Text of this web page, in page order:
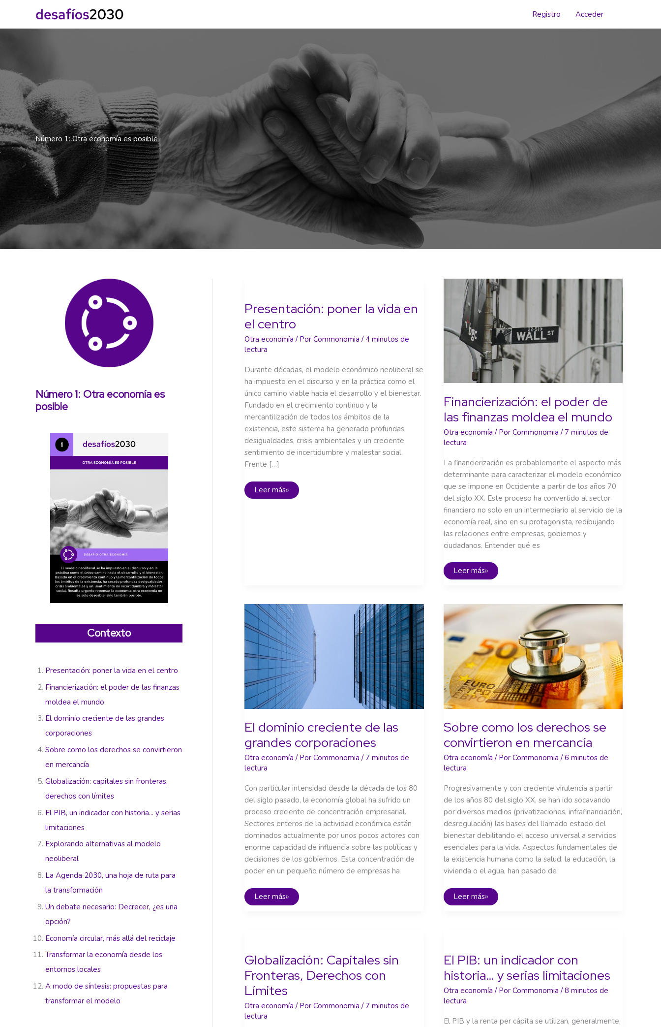
contenido
Registro Acceder
Número 1: Otra economía es posible
Número 1: Otra economía es
posible
Contexto
Presentación: poner la vida en el centro
Financierización: el poder de las finanzas
moldea el mundo
El dominio creciente de las grandes
corporaciones
Sobre como los derechos se convirtieron
en mercancía
Globalización: capitales sin fronteras,
derechos con límites
El PIB, un indicador con historia... y serias
limitaciones
Explorando alternativas al modelo
neoliberal
La Agenda 2030, una hoja de ruta para
la transformación
Un debate necesario: Decrecer, ¿es una
opción?
Economía circular, más allá del reciclaje
Transformar la economía desde los
entornos locales
A modo de síntesis: propuestas para
transformar el modelo
Presentación: poner la vida en
el centro
Otra economía / Por Commonomia/ 4 minutos de
lectura
Durante décadas, el modelo económico neoliberal se
ha impuesto en el discurso y en la práctica como el
único camino viable hacia el desarrollo y el bienestar.
Fundado en el crecimiento continuo y la
mercantilización de todos los ámbitos de la
existencia, este sistema ha generado profundas
desigualdades, crisis ambientales y un creciente
sentimiento de incertidumbre y malestar social.
Frente […]
Presentación:
poner
Leer más»
Financierización: el poder de
las finanzas moldea el mundo
Otra economía / Por Commonomia / 7 minutos de
lectura
La financierización es probablemente el aspecto más
determinante para caracterizar el modelo económico
que se impone en Occidente a partir de los años 70
del siglo XX. Este proceso ha convertido al sector
financiero no solo en un intermediario al servicio de la
economía real, sino en su protagonista, redibujando
las relaciones entre empresas, gobiernos y
ciudadanos. Entender qué es
Financierización:
el
finanzas
moldea
el
Leer más»
El dominio creciente de las
grandes corporaciones
Otra economía / Por Commonomia/ 7 minutos de
lectura
Con particular intensidad desde la década de los 80
del siglo pasado, la economía global ha sufrido un
proceso creciente de concentración empresarial.
Sectores enteros de la actividad económica están
dominados actualmente por unos pocos actores con
enorme capacidad de influencia sobre las políticas y
decisiones de los gobiernos. Esta concentración de
poder en un pequeño número de empresas ha
El
dominio
Leer más»
Sobre como los derechos se
convirtieron en mercancía
Otra economía / Por Commonomia/6 minutos de
lectura
Progresivamente y con creciente virulencia a partir
de los años 80 del siglo XX, se han ido socavando
por diversos medios (privatizaciones, infrafinanciación,
desregulación) las bases del llamado estado del
bienestar debilitando el acceso universal a servicios
esenciales para la vida. Aspectos fundamentales de
la existencia humana como la salud, la educación, la
vivienda o el agua, han pasado de
Sobre
como
Leer más»
Globalización: Capitales sin
Fronteras, Derechos con
Límites
Otra economía / Por Commonomia / 7 minutos de
lectura
El PIB: un indicador con
historia… y serias limitaciones
Otra economía / Por Commonomia /8 minutos de
lectura
El PIB y la renta per cápita se utilizan, generalmente,